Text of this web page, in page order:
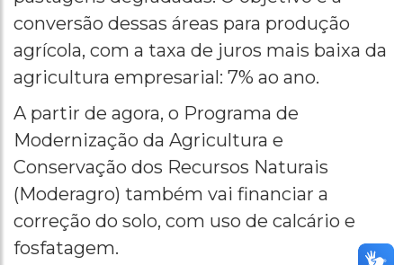
conversão dessas áreas para produção
agrícola, com a taxa de juros mais baixa da
agricultura empresarial: 7% ao ano.
A partir de agora, o Programa de
Modernização da Agricultura e
Conservação dos Recursos Naturais
(Moderagro) também vai financiar a
correção do solo, com uso de calcário e
fosfatagem.